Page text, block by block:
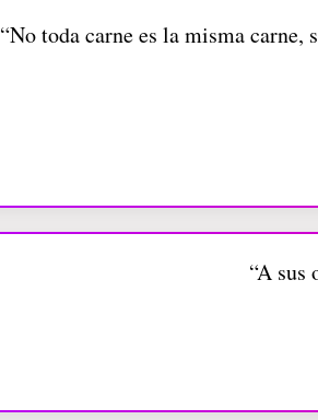
“No toda carne es la misma carne,
“A sus